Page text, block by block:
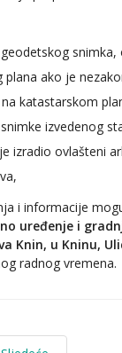
snimka,
plana ako je
katastarskom
izvedenog
izradio ovlašteni
i informacije
uređenje i
Knin, u Kninu,
radnog vremena.